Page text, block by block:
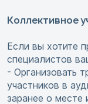
Коллективное
Если вы хотите
специалистов
- Организовать
участников в
заранее о месте